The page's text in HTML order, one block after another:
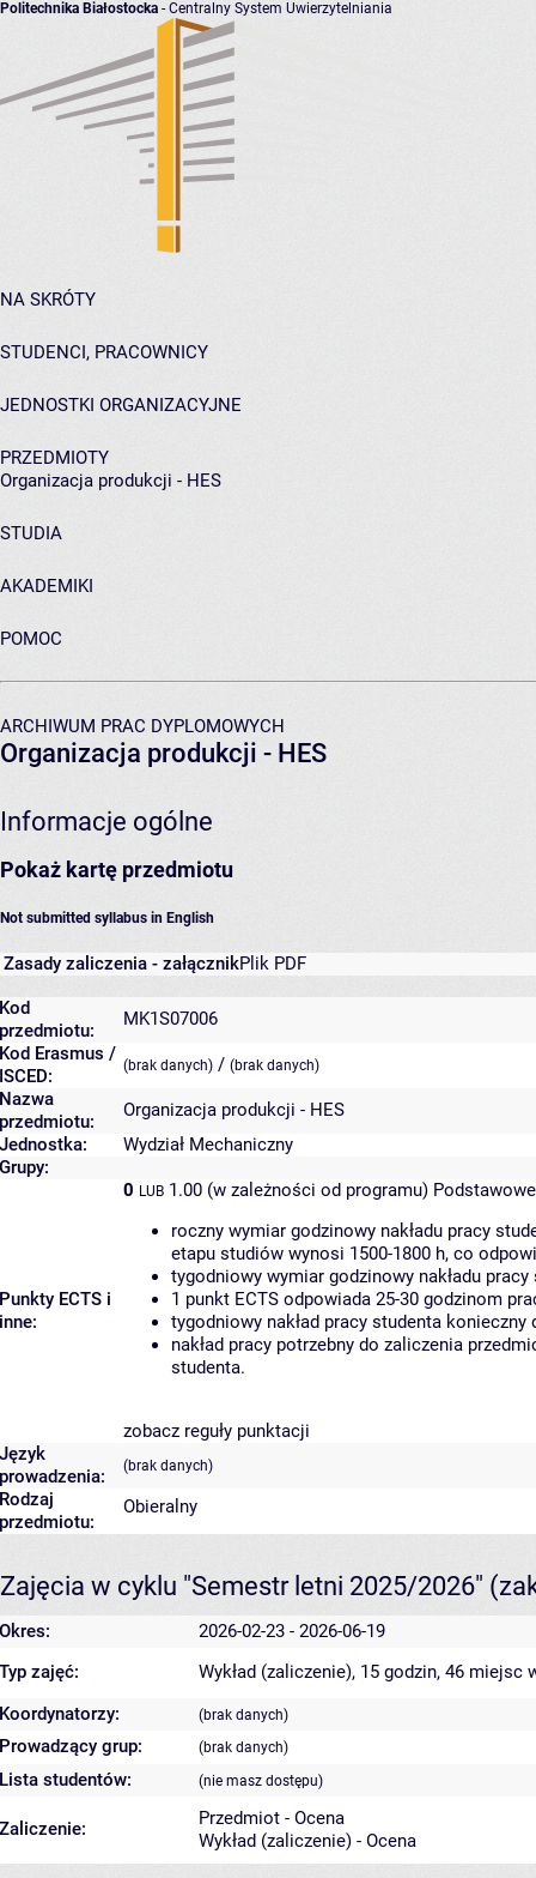
Politechnika Białostocka - Centralny System Uwierzytelniania
NA SKRÓTY
STUDENCI, PRACOWNICY
JEDNOSTKI ORGANIZACYJNE
PRZEDMIOTY
Organizacja produkcji - HES
STUDIA
AKADEMIKI
POMOC
ARCHIWUM PRAC DYPLOMOWYCH
Organizacja produkcji - HES
Informacje ogólne
Pokaż kartę przedmiotu
Not submitted syllabus in English
Zasady zaliczenia - załącznikPlik PDF
Kod
przedmiotu:
MK1S07006
Kod Erasmus /
ISCED:
(brak danych) / (brak danych)
Nazwa
przedmiotu:
Organizacja produkcji - HES
Jednostka:
Wydział Mechaniczny
Grupy:
Punkty ECTS i
inne:
0 LUB 1.00 (w zależności od programu)
roczny wymiar godzinowy nakładu pracy
etapu studiów wynosi 1500-1800 h, co
tygodniowy wymiar godzinowy nakładu
1 punkt ECTS odpowiada 25-30 godzinom
tygodniowy nakład pracy studenta
nakład pracy potrzebny do zaliczenia
studenta.
zobacz reguły punktacji
Język
prowadzenia:
(brak danych)
Rodzaj
przedmiotu:
Obieralny
Zajęcia w cyklu "Semestr letni 2025/2026"
Okres:
2026-02-23 - 2026-06-19
Typ zajęć:
Wykład (zaliczenie), 15 godzin, 46 miejsc
Koordynatorzy:
(brak danych)
Prowadzący grup: (brak danych)
Lista studentów: (nie masz dostępu)
Zaliczenie:
Przedmiot - Ocena
Wykład (zaliczenie) - Ocena